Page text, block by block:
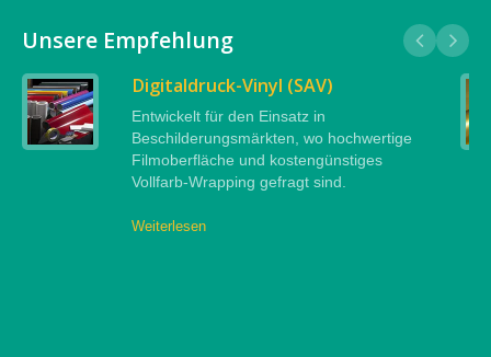
Unsere Empfehlung
Digitaldruck-Vinyl (SAV)
Entwickelt für den Einsatz in
Beschilderungsmärkten, wo hochwertige
Filmoberfläche und kostengünstiges
Vollfarb-Wrapping gefragt sind.
Weiterlesen